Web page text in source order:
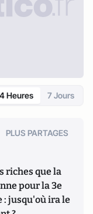
Heures 7 Jours
PLUS PARTAGES
riches que la
pour la 3e
: jusqu'où ira le